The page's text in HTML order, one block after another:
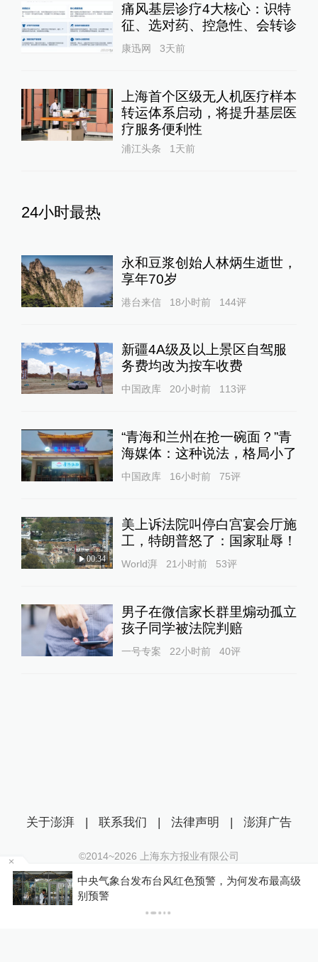
痛风基层诊疗4大核心：识特
征、选对药、控急性、会转诊
康迅网 3天前
上海首个区级无人机医疗样本
转运体系启动，将提升基层医
疗服务便利性
浦江头条 1天前
24小时最热
永和豆浆创始人林炳生逝世，
享年70岁
港台来信 18小时前 144评
新疆4A级及以上景区自驾服
务费均改为按车收费
中国政库 20小时前 113评
“青海和兰州在抢一碗面？”青
海媒体：这种说法，格局小了
中国政库 16小时前 75评
00:34
美上诉法院叫停白宫宴会厅施
工，特朗普怒了：国家耻辱！
World湃 21小时前 53评
男子在微信家长群里煽动孤立
孩子同学被法院判赔
一号专案 22小时前 40评
受台风“白海豚”影响，铁路部门进一步调整列车
开行方案
关于澎湃 | 联系我们 | 法律声明 | 澎湃广告
©2014~2026 上海东方报业有限公司
沪ICP证：沪B2-20170116 | 沪ICP备14003370号
互联网新闻信息服务许可证：31120170006
沪公网安备 31010602000299号